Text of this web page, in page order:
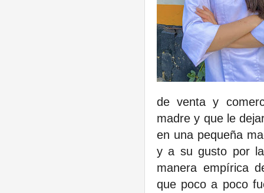
de venta y
madre y que le
en una pequeña
y a su gusto por
manera empírica
que poco a poco